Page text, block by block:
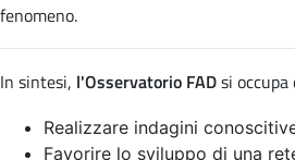
fenomeno.
In sintesi, l'Osservatorio FADsi
Realizzare indagini
Favorire lo sviluppo di una